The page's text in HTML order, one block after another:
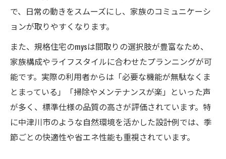
で、日常の動きをスムーズにし、家族のコミュニケーシ
ョンが取りやすくなります。
また、規格住宅のmysは間取りの選択肢が豊富なため、
家族構成やライフスタイルに合わせたプランニングが可
能です。実際の利用者からは「必要な機能が無駄なくま
とまっている」「掃除やメンテナンスが楽」といった声
が多く、標準仕様の品質の高さが評価されています。特
に中津川市のような自然環境を活かした設計例では、季
節ごとの快適性や省エネ性能も重視されています。